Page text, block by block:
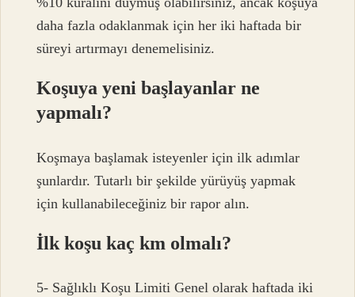
daha fazla odaklanmak için her iki haftada bir
süreyi artırmayı denemelisiniz.
Koşuya yeni başlayanlar ne
yapmalı?
Koşmaya başlamak isteyenler için ilk adımlar
şunlardır. Tutarlı bir şekilde yürüyüş yapmak
için kullanabileceğiniz bir rapor alın.
İlk koşu kaç km olmalı?
5- Sağlıklı Koşu Limiti Genel olarak haftada iki